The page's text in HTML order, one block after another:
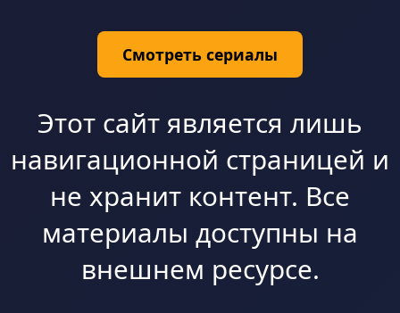
Смотреть сериалы
Этот сайт является лишь
навигационной страницей и
не хранит контент. Все
материалы доступны на
внешнем ресурсе.